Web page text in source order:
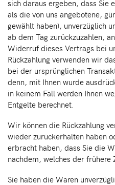
sich daraus ergeben, dass Sie
als die von uns angebotene,
gewählt haben), unverzüglich
ab dem Tag zurückzuzahlen,
Widerruf dieses Vertrags bei
Rückzahlung verwenden wir
bei der ursprünglichen
denn, mit Ihnen wurde
in keinem Fall werden Ihnen
Entgelte berechnet.
Wir können die Rückzahlung
wieder zurückerhalten haben
erbracht haben, dass Sie die
nachdem, welches der frühere
Sie haben die Waren